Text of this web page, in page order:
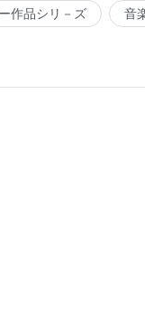
ことはできない。
霊からの一方的な
な人への聖霊の働
できない。それは
者に与えられるの
作品シリ－ズ 音